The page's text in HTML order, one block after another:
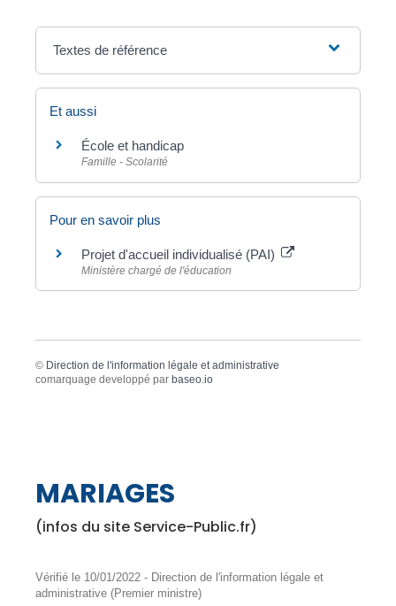
Textes de référence
Et aussi
École et handicap
Famille - Scolarité
Pour en savoir plus
Projet d'accueil individualisé (PAI)
Ministère chargé de l'éducation
© Direction de l'information légale et administrative
comarquage developpé par baseo.io
MARIAGES
(infos du site Service-Public.fr)
Vérifié le 10/01/2022 - Direction de l'information légale et
administrative (Premier ministre)